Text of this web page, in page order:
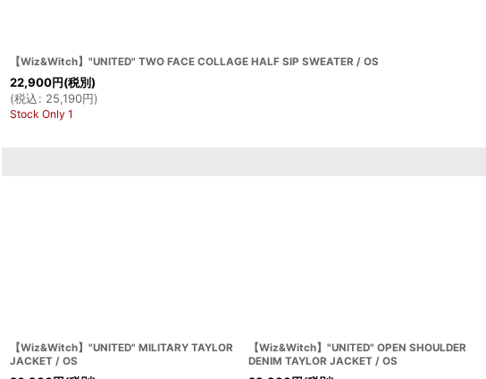
【Wiz&Witch】"UNITED" TWO FACE COLLAGE HALF SIP SWEATER / OS
22,900円(税別)
(税込: 25,190円)
Stock Only 1
【Wiz&Witch】"UNITED" MILITARY TAYLOR
JACKET / OS
【Wiz&Witch】"UNITED" OPEN SHOULDER
DENIM TAYLOR JACKET / OS